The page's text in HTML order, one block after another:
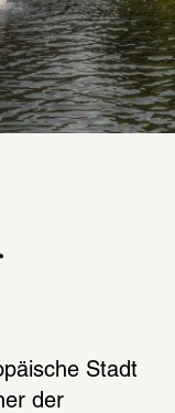
Stadt
der